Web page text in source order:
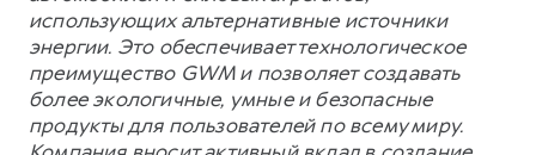
использующих альтернативные источники
энергии. Это обеспечивает технологическое
преимущество GWM и позволяет создавать
более экологичные, умные и безопасные
продукты для пользователей по всему миру.